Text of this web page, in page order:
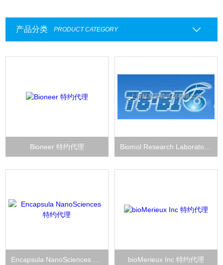
产品分类 PRODUCT CATEGORY
Bioneer 特约代理
bioMerieux Inc 特约代理